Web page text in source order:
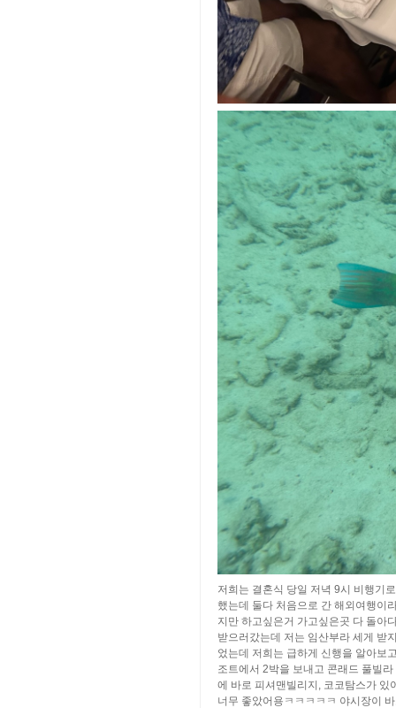
저희는 결혼식 당일 저녁 9시 비행기
했는데 둘다 처음으로 간 해외여행이
지만 하고싶은거 가고싶은곳 다 돌아
받으러갔는데 저는 임산부라 세게 받
었는데 저희는 급하게 신행을 알아보
조트에서 2박을 보내고 콘래드 풀빌
에 바로 피셔맨빌리지, 코코탐스가
너무 좋았어용ㅋㅋㅋㅋㅋ 야시장이